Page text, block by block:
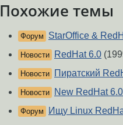
Похожие темы
Форум StarOffice &
Новости RedHat 6.0
Новости Пиратский
Новости New RedHat
Форум Ищу Linux